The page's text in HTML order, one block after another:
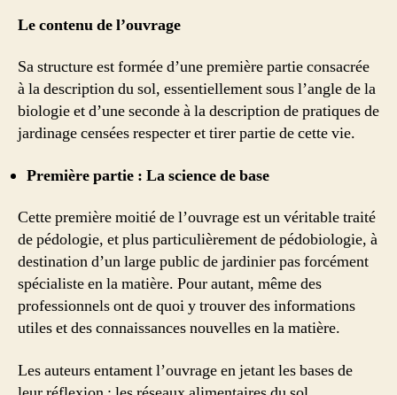
Le contenu de l’ouvrage
Sa structure est formée d’une première partie consacrée
à la description du sol, essentiellement sous l’angle de la
biologie et d’une seconde à la description de pratiques de
jardinage censées respecter et tirer partie de cette vie.
Première partie : La science de base
Cette première moitié de l’ouvrage est un véritable traité
de pédologie, et plus particulièrement de pédobiologie, à
destination d’un large public de jardinier pas forcément
spécialiste en la matière. Pour autant, même des
professionnels ont de quoi y trouver des informations
utiles et des connaissances nouvelles en la matière.
Les auteurs entament l’ouvrage en jetant les bases de